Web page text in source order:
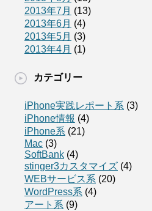
2013年7月 (13)
2013年6月 (4)
2013年5月 (3)
2013年4月 (1)
カテゴリー
iPhone実践レポート系 (3)
iPhone情報 (4)
iPhone系 (21)
Mac (3)
SoftBank (4)
stinger3カスタマイズ (4)
WEBサービス系 (20)
WordPress系 (4)
アート系 (9)